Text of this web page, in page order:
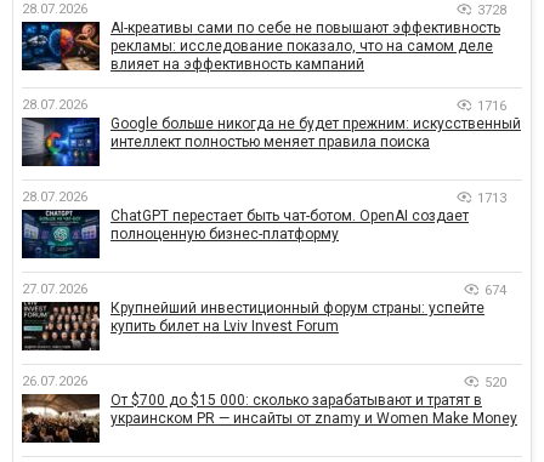
28.07.2026 3728
AI-креативы сами по себе не повышают эффективность
рекламы: исследование показало, что на самом деле
влияет на эффективность кампаний
28.07.2026 1716
Google больше никогда не будет прежним: искусственный
интеллект полностью меняет правила поиска
28.07.2026 1713
ChatGPT перестает быть чат-ботом. OpenAI создает
полноценную бизнес-платформу
27.07.2026 674
Крупнейший инвестиционный форум страны: успейте
купить билет на Lviv Invest Forum
26.07.2026 520
От $700 до $15 000: сколько зарабатывают и тратят в
украинском PR — инсайты от znamy и Women Make Money